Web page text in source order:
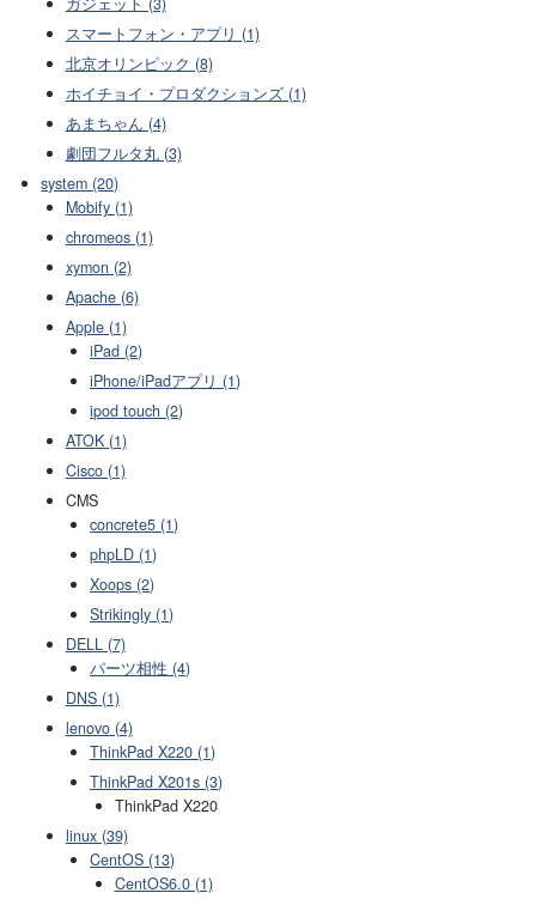
スマートフォン・アプリ (1)
北京オリンピック (8)
ホイチョイ・プロダクションズ (1)
あまちゃん (4)
劇団フルタ丸 (3)
system (20)
Mobify (1)
chromeos (1)
xymon (2)
Apache (6)
Apple (1)
iPad (2)
iPhone/iPadアプリ (1)
ipod touch (2)
ATOK (1)
Cisco (1)
CMS
concrete5 (1)
phpLD (1)
Xoops (2)
Strikingly (1)
DELL (7)
パーツ相性 (4)
DNS (1)
lenovo (4)
ThinkPad X220 (1)
ThinkPad X201s (3)
ThinkPad X220
linux (39)
CentOS (13)
CentOS6.0 (1)